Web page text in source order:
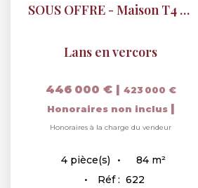
SOUS OFFRE - Maison T4 avec grand terrain - Vue dégagée sur...
Lans en vercors
446 000 € | 423 000 €
Honoraires non inclus |
Honoraires à la charge du vendeur
4 pièce(s) 84 m²
Réf : 622